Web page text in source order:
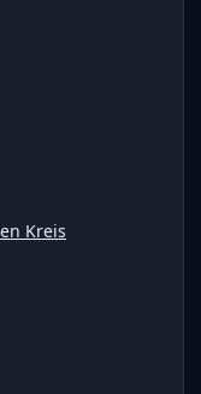
Kreis